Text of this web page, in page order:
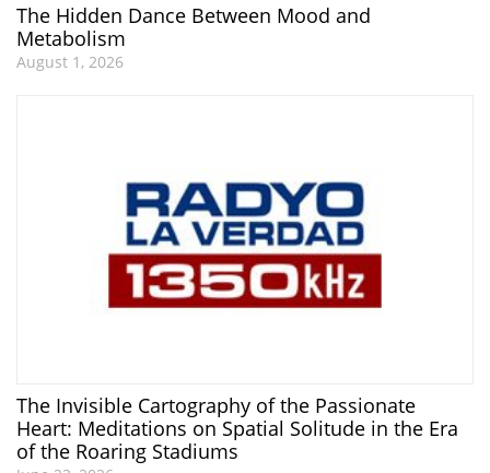
The Hidden Dance Between Mood and
Metabolism
August 1, 2026
The Invisible Cartography of the Passionate
Heart: Meditations on Spatial Solitude in the Era
of the Roaring Stadiums